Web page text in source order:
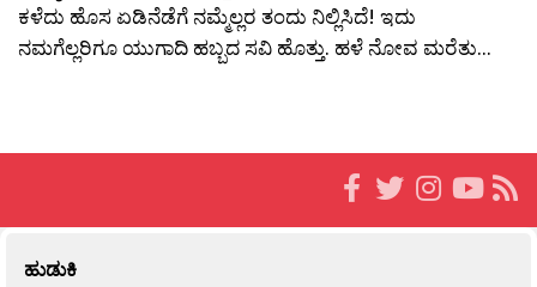
ಕಳೆದು ಹೊಸ ಏಡಿನೆಡೆಗೆ ನಮ್ಮೆಲ್ಲರ ತಂದು ನಿಲ್ಲಿಸಿದೆ! ಇದು
ನಮಗೆಲ್ಲರಿಗೂ ಯುಗಾದಿ ಹಬ್ಬದ ಸವಿ ಹೊತ್ತು. ಹಳೆ ನೋವ ಮರೆತು...
ಹುಡುಕಿ